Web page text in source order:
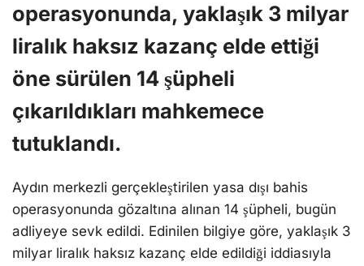
operasyonunda, yaklaşık 3 milyar
liralık haksız kazanç elde ettiği
öne sürülen 14 şüpheli
çıkarıldıkları mahkemece
tutuklandı.
Aydın merkezli gerçekleştirilen yasa dışı bahis
operasyonunda gözaltına alınan 14 şüpheli, bugün
adliyeye sevk edildi. Edinilen bilgiye göre, yaklaşık 3
milyar liralık haksız kazanç elde edildiği iddiasıyla